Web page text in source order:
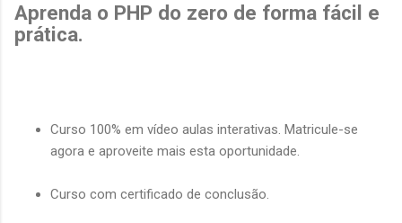
Aprenda o PHP do zero de forma fácil e
prática.
Curso 100% em vídeo aulas interativas. Matricule-se
agora e aproveite mais esta oportunidade.
Curso com certificado de conclusão.